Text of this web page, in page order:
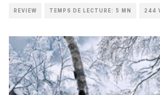
REVIEW TEMPS DE LECTURE: 5 MN 244